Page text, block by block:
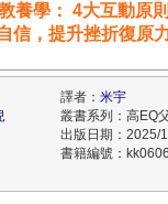
養學： 4大互動原
信，提升挫折復原
譯者： 米宇
叢書系列：高EQ
出版日期：2025/
書籍編號：